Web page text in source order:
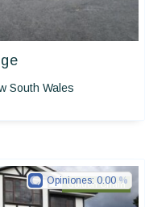
South Wales
Golden Chain
Opiniones: 0.00